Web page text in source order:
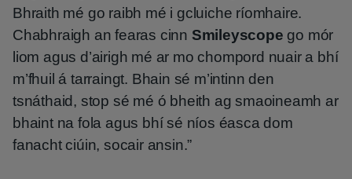
Bhraith mé go raibh mé i gcluiche ríomhaire.
Chabhraigh an fearas cinn Smileyscope go mór
liom agus d’airigh mé ar mo chompord nuair a bhí
m’fhuil á tarraingt. Bhain sé m’intinn den
tsnáthaid, stop sé mé ó bheith ag smaoineamh ar
bhaint na fola agus bhí sé níos éasca dom
fanacht ciúin, socair ansin.”